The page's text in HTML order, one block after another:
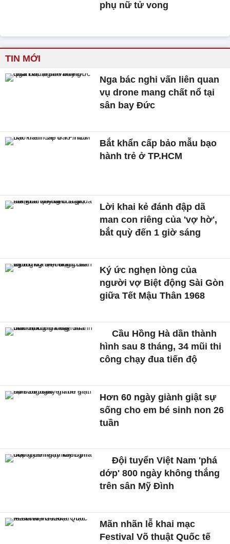
phụ nữ tử vong
TIN MỚI
Nga bác nghi vấn liên quan
vụ drone mang chất nổ tại
sân bay Đức
Bắt khẩn cấp bảo mẫu bạo
hành trẻ ở TP.HCM
Lời khai kẻ đánh đập dã
man con riêng của 'vợ hờ',
bắt quỳ đến 1 giờ sáng
Ký ức nghẹn lòng của
người vợ Biệt động Sài Gòn
giữa Tết Mậu Thân 1968
Cầu Hồng Hà dần thành
hình sau 8 tháng, 34 mũi thi
công chạy đua tiến độ
Hơn 60 ngày giành giật sự
sống cho em bé sinh non 26
tuần
Đội tuyển Việt Nam 'phá
dớp' 800 ngày không thắng
trên sân Mỹ Đình
Mãn nhãn lễ khai mạc
Festival Võ thuật Quốc tế